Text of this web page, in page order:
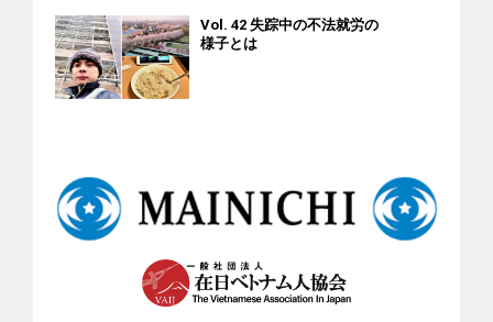
Amazonのクレジットカードを申請し、審査に落ちた経験があ
ります。しかし、Amazonでカードを作ると「5000ポイント
をもらえる」という特典を知ったので、駄目でもともとと思
って申請しました。すると、今回は審査に通り、Amazonカー
いるそうです。デビットカードは銀行口座での預金額を限度
に利用できるカードで、利用と同時に口座からお金が引き落
とされます。彼はエンジニアで、来日して数カ月後、クレジ
ませんでした。しかし、大手航空会社ANAのHPからANAのデ
ビットカードを申し込むとカードを発行してもらえました。
合、遅刻の影響は会社全体の信用に関わりますので、相手が
受け入れやすい理由や説明の手立てを考える必要がありま
す。 当たり前ですが、そのような状況に陥らないことが第一
た場合、約束の時刻の10分前ぐらいまでは外で待つ方が賢明
です。日本人は予定をたくさん入れる傾向があるので、早過
ぎると、相手の準備が整っていない場合があるからです。 た
だ、興味深いことに、日本人は“始まり”の時間には厳格なの
に、“終わり”の時間には何かと寛容です。会議も終わりなく続
022-275-9990 ■茨城県 外国人相談センター ＝TEL：029-244-
3811（ベトナム語：月・火・水） ■埼玉県 外国人総合相談セ
ンター埼玉 ＝048-833-3296 ■千葉県 千葉県外国人相談 ＝043-
多文化共生総合相談センター かめりあ ＝ 054-204-2000（平
日10:00～16:00） ＝ E-ｍail：sir07@sir.or.jp ■愛知県 あいち多
文化共生センター ＝ 052-961-7902（月～土10:00～18:00） ■
大阪府 大阪府外国人情報コーナー ＝ 06-6941-2297 ＝ E-ｍ
ail：jouhou-c@ofix.or.jp ■大阪市 外国人のための相談窓口 ＝
校・国語の学習指導要領に「相手を見て話したり聞いたりす
る」という目標を盛り込みました。せめて相手の顔を見て話
しましょう、という指導のようです。 日本人の老後の「楽し
み方」 日本人の高齢者は働くことを楽しむ ベトナムでは多く
たら、多くの人は「老後はリラックスして楽しみ、子や孫た
ちとの時間で満たされたい」と思う傾向があります。 このよ
うなベトナムの老後観を普通だと思っていると、日本人の老
ょう。彼らはなんと……老後にも働くのです。 総務省の調査に
よると65歳以上の労働力人口は年々増加しています。2020年
Vol. 42 失踪中の不法就労の
様子とは